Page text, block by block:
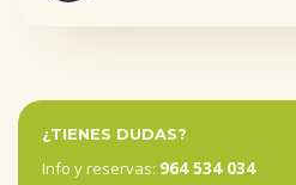
¿TIENES DUDAS?
Info y reservas: 964 534 034